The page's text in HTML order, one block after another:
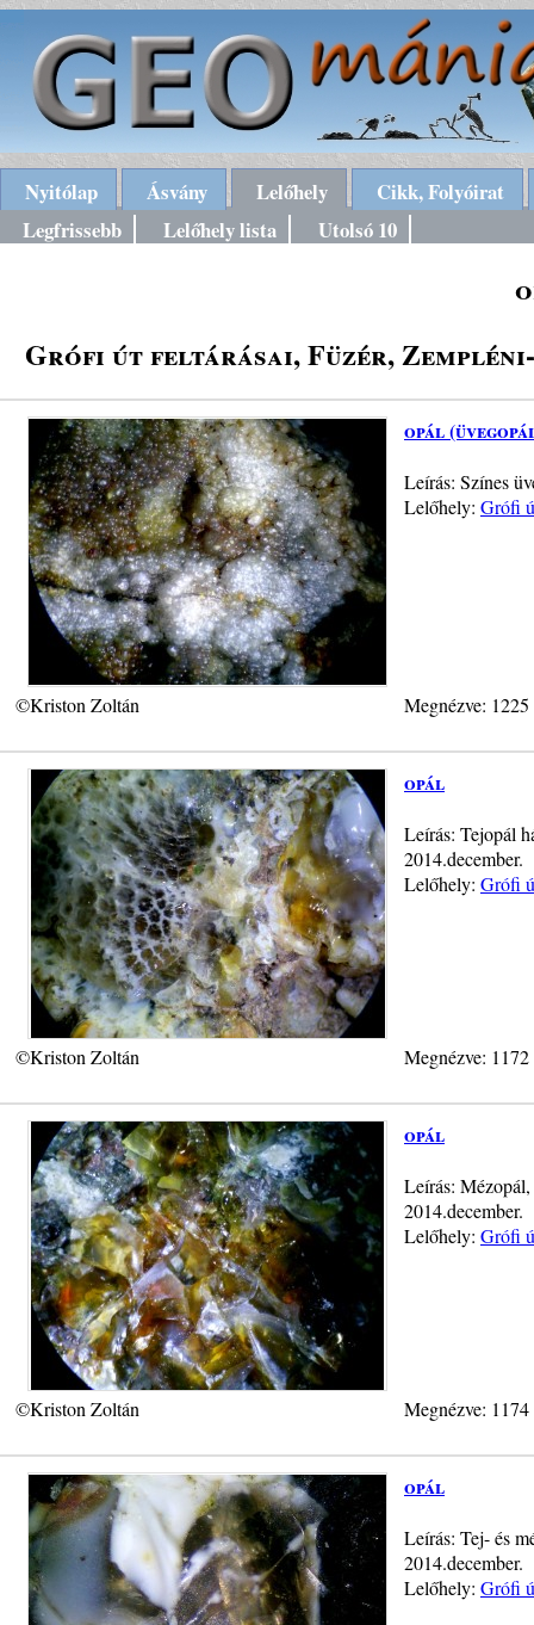
Nyitólap Ásvány Lelőhely
Cikk, Folyóirat
Legfrissebb
Lelőhely lista Utolsó 10
Grófi út feltárásai, Füzér, Zempléni-
opál
Leírás: Színes
Lelőhely: Grófi
©Kriston Zoltán Megnézve:
opál
Leírás: Tejopál
2014.december.
Lelőhely: Grófi
©Kriston Zoltán Megnézve:
opál
Leírás:
2014.december.
Lelőhely: Grófi
©Kriston Zoltán Megnézve:
opál
Leírás: Tej- és
2014.december.
Lelőhely: Grófi